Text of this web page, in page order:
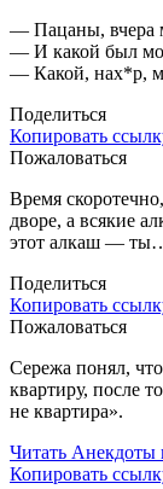
— Пацаны, вчера
— И какой был
— Какой, нах*р,
Поделиться
Копировать
Пожаловаться
Время
дворе, а всякие
этот алкаш —
Поделиться
Копировать
Пожаловаться
Сережа понял,
квартиру, после
не квартира».
Читать Анекдоты
Копировать